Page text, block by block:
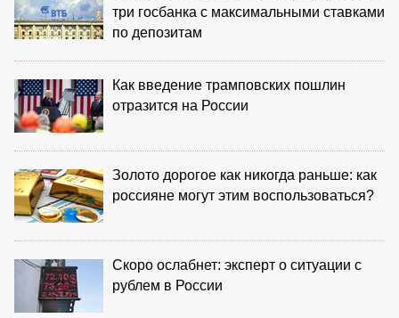
три госбанка с максимальными ставками
по депозитам
Как введение трамповских пошлин
отразится на России
Золото дорогое как никогда раньше: как
россияне могут этим воспользоваться?
Скоро ослабнет: эксперт о ситуации с
рублем в России